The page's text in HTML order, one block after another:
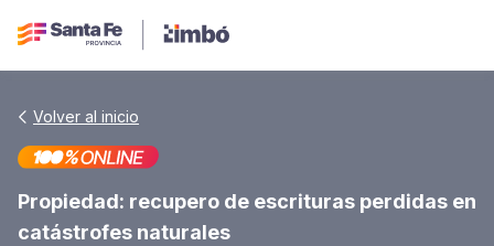
Volver al inicio
Propiedad: recupero de escrituras perdidas en
catástrofes naturales